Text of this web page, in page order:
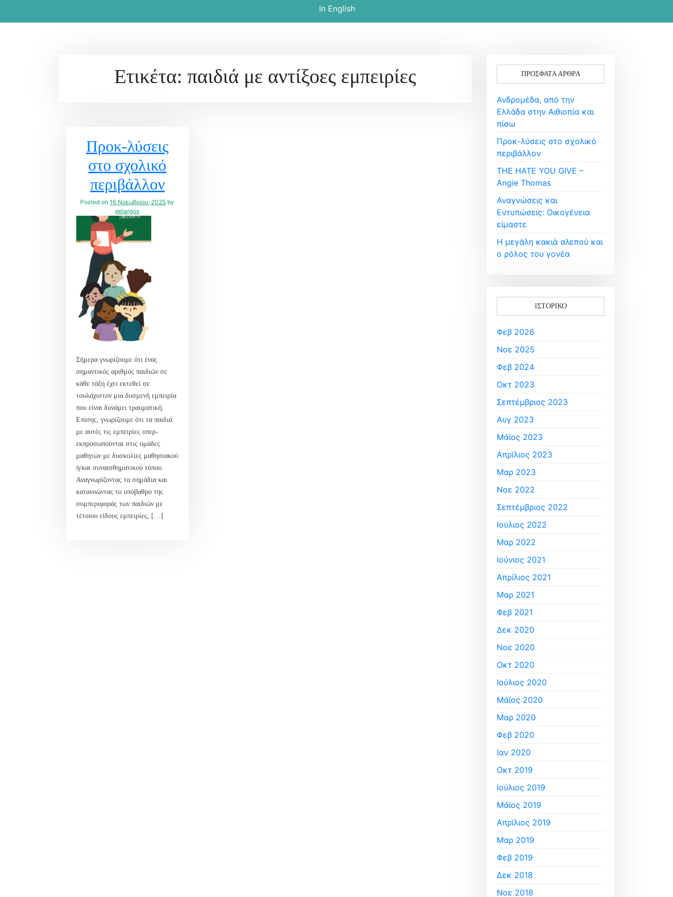
In English
Ετικέτα: παιδιά με αντίξοες εμπειρίες
Προκ-λύσεις
στο σχολικό
περιβάλλον
Posted on16 Νοεμβρίου, 2025 by
pelargos
Σήμερα γνωρίζουμε ότι ένας
σημαντικός αριθμός παιδιών σε
κάθε τάξη έχει εκτεθεί σε
τουλάχιστον μια δυσμενή εμπειρία
που είναι δυνάμει τραυματική.
Επίσης, γνωρίζουμε ότι τα παιδιά
με αυτές τις εμπειρίες υπερ-
εκπροσωπούνται στις ομάδες
μαθητών με δυσκολίες μαθησιακού
ή/και συναισθηματικού τύπου.
Αναγνωρίζοντας τα σημάδια και
κατανοώντας το υπόβαθρο της
συμπεριφοράς των παιδιών με
τέτοιου είδους εμπειρίες, […]
ΠΡΌΣΦΑΤΑ ΆΡΘΡΑ
Ανδρομέδα, από την
Ελλάδα στην Αιθιοπία και
πίσω
Προκ-λύσεις στο σχολικό
περιβάλλον
THE HATE YOU GIVE –
Angie Thomas
Αναγνώσεις και
Εντυπώσεις: Οικογένεια
είμαστε
Η μεγάλη κακιά αλεπού και
ο ρόλος του γονέα
ΙΣΤΟΡΙΚΌ
Φεβ 2026
Νοε 2025
Φεβ 2024
Οκτ 2023
Σεπτέμβριος 2023
Αυγ 2023
Μάϊος 2023
Απρίλιος 2023
Μαρ 2023
Νοε 2022
Σεπτέμβριος 2022
Ιούλιος 2022
Μαρ 2022
Ιούνιος 2021
Απρίλιος 2021
Μαρ 2021
Φεβ 2021
Δεκ 2020
Νοε 2020
Οκτ 2020
Ιούλιος 2020
Μάϊος 2020
Μαρ 2020
Φεβ 2020
Ιαν 2020
Οκτ 2019
Ιούλιος 2019
Μάϊος 2019
Απρίλιος 2019
Μαρ 2019
Φεβ 2019
Δεκ 2018
Νοε 2018